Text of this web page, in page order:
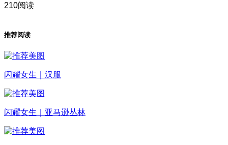
210阅读
推荐阅读
闪耀女生｜汉服
闪耀女生｜亚马逊丛林